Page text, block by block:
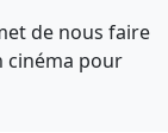
de nous faire
cinéma pour